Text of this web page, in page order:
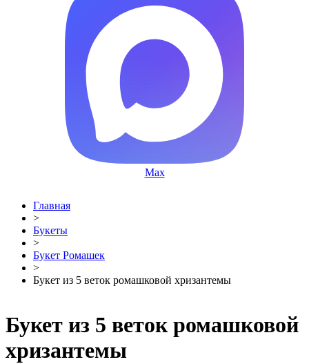
Max
Главная
>
Букеты
>
Букет Ромашек
>
Букет из 5 веток ромашковой хризантемы
Букет из 5 веток ромашковой
хризантемы